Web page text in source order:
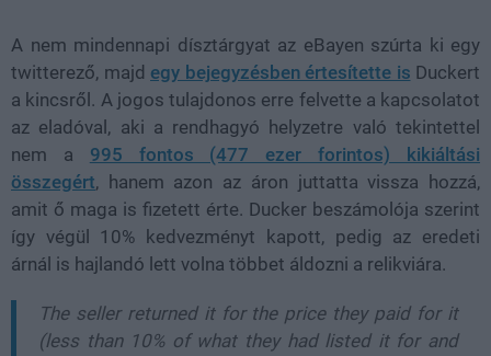
A nem mindennapi dísztárgyat az eBayen szúrta ki egy
twitterező, majd egy bejegyzésben értesítette is Duckert
a kincsről. A jogos tulajdonos erre felvette a kapcsolatot
az eladóval, aki a rendhagyó helyzetre való tekintettel
nem a 995 fontos (477 ezer forintos) kikiáltási
összegért, hanem azon az áron juttatta vissza hozzá,
amit ő maga is fizetett érte. Ducker beszámolója szerint
így végül 10% kedvezményt kapott, pedig az eredeti
árnál is hajlandó lett volna többet áldozni a relikviára.
The seller returned it for the price they paid for it
(less than 10% of what they had listed it for and